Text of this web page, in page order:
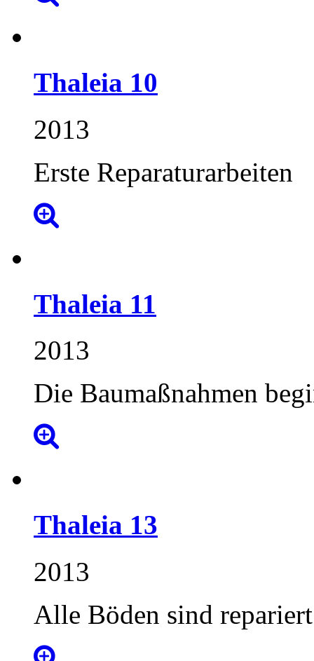
Thaleia 10
2013
Erste Reparaturarbeiten
Thaleia 11
2013
Die Baumaßnahmen
Thaleia 13
2013
Alle Böden sind repariert